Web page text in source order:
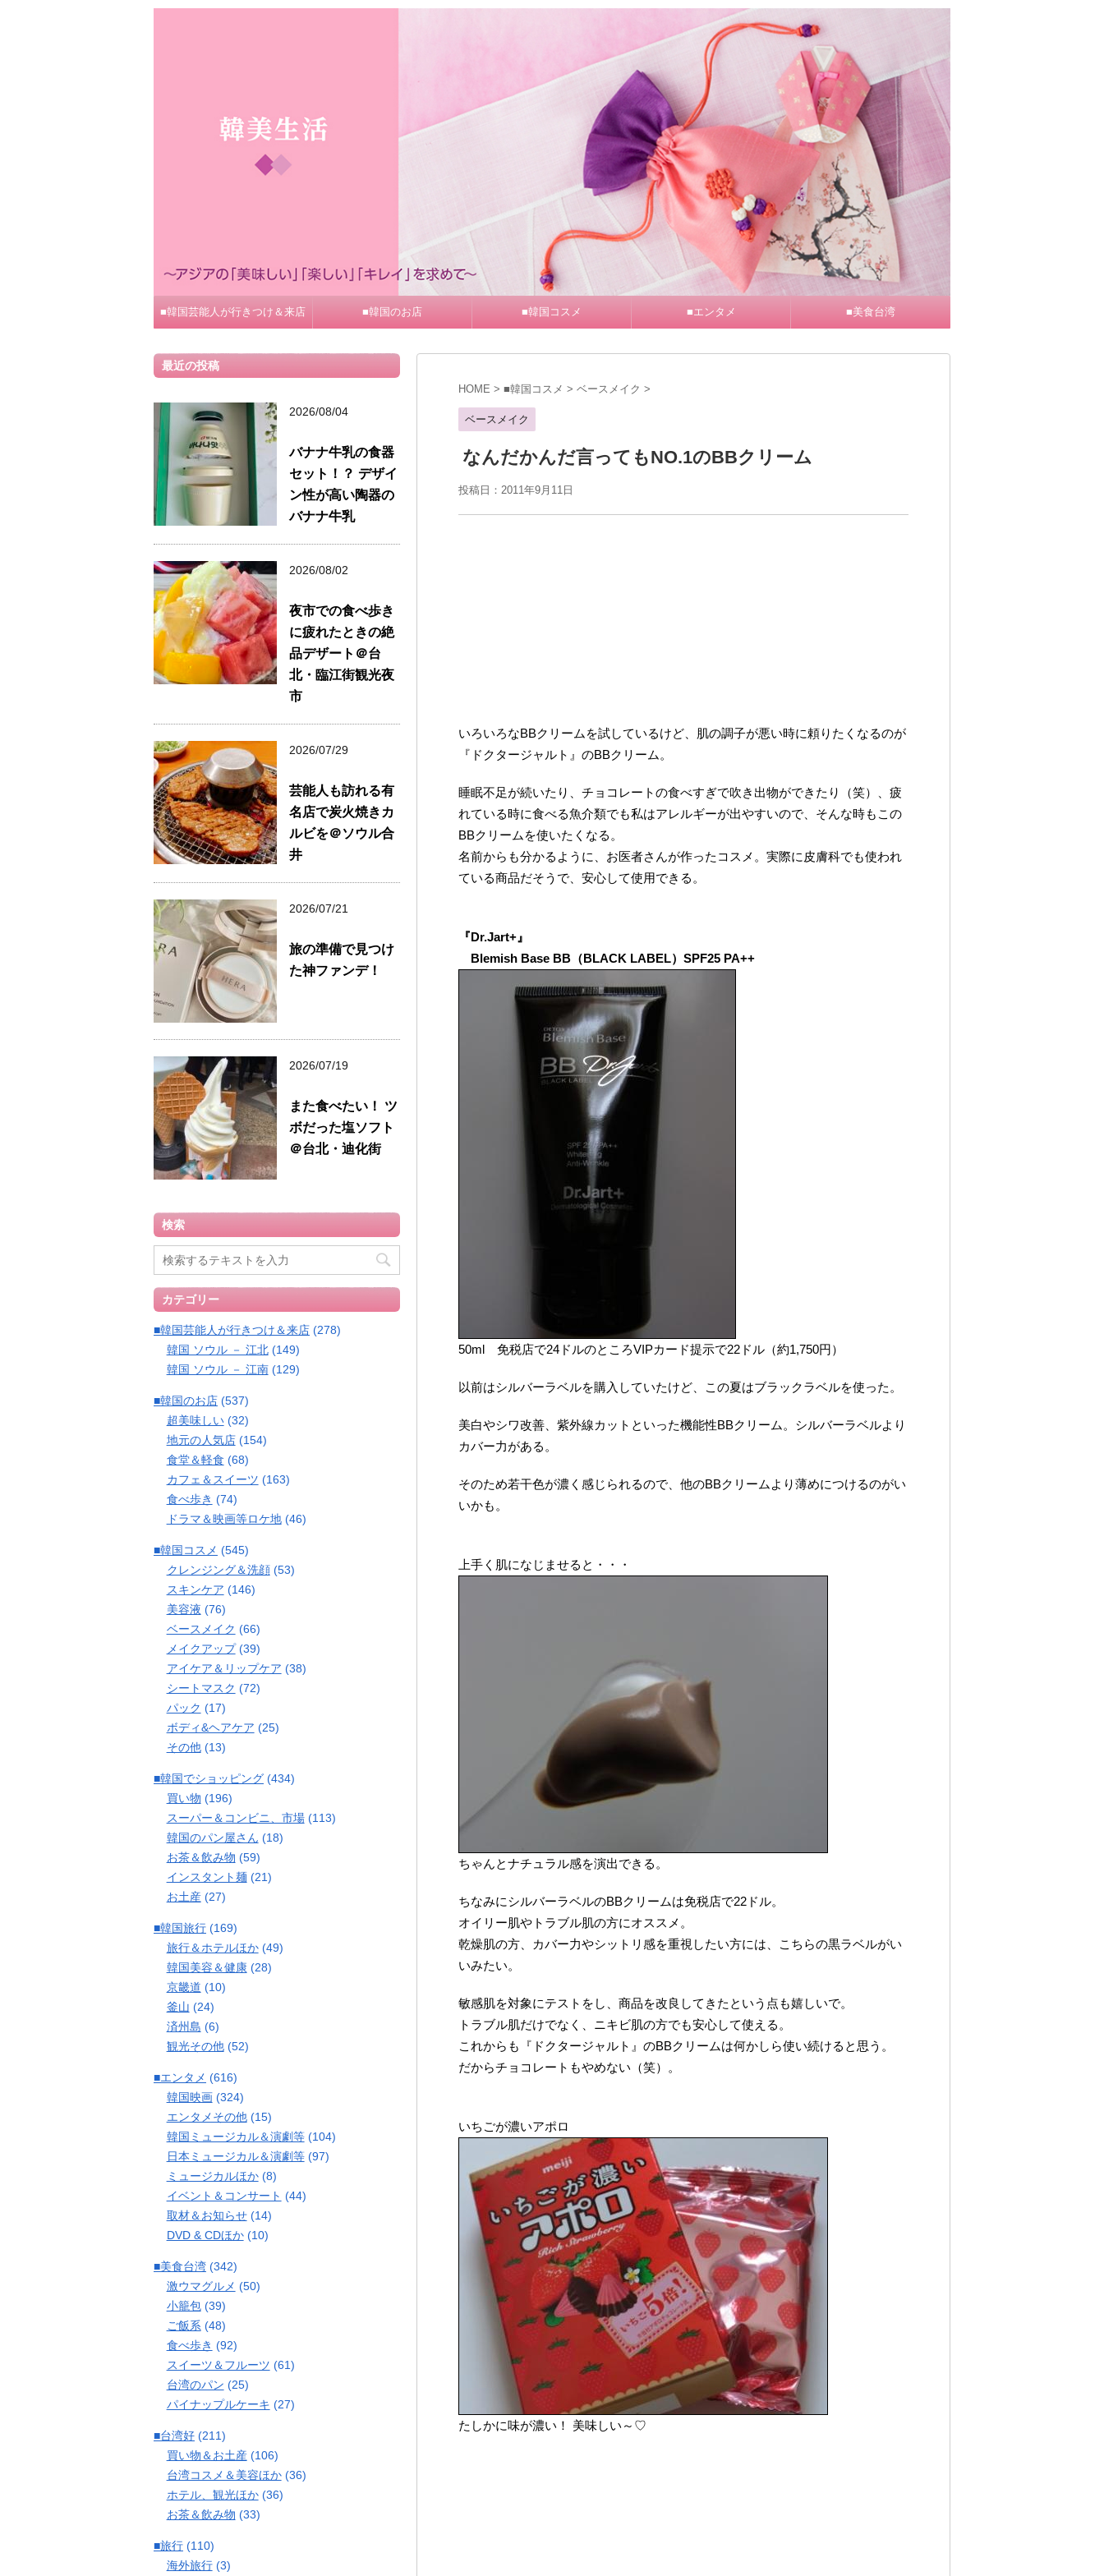
■韓国芸能人が行きつけ＆来店 ■韓国のお店 ■韓国コスメ ■エンタメ ■美食台湾
HOME > ■韓国コスメ > ベースメイク >
ベースメイク
なんだかんだ言ってもNO.1のBBクリーム
投稿日：2011年9月11日
いろいろなBBクリームを試しているけど、肌の調子が悪い時に頼りたくなるのが
『ドクタージャルト』のBBクリーム。
睡眠不足が続いたり、チョコレートの食べすぎで吹き出物ができたり（笑）、疲
れている時に食べる魚介類でも私はアレルギーが出やすいので、そんな時もこの
BBクリームを使いたくなる。
名前からも分かるように、お医者さんが作ったコスメ。実際に皮膚科でも使われ
ている商品だそうで、安心して使用できる。
『Dr.Jart+』
Blemish Base BB（BLACK LABEL）SPF25 PA++
50ml 免税店で24ドルのところVIPカード提示で22ドル（約1,750円）
以前はシルバーラベルを購入していたけど、この夏はブラックラベルを使った。
美白やシワ改善、紫外線カットといった機能性BBクリーム。シルバーラベルより
カバー力がある。
そのため若干色が濃く感じられるので、他のBBクリームより薄めにつけるのがい
いかも。
上手く肌になじませると・・・
ちゃんとナチュラル感を演出できる。
ちなみにシルバーラベルのBBクリームは免税店で22ドル。
オイリー肌やトラブル肌の方にオススメ。
乾燥肌の方、カバー力やシットリ感を重視したい方には、こちらの黒ラベルがい
いみたい。
敏感肌を対象にテストをし、商品を改良してきたという点も嬉しいで。
トラブル肌だけでなく、ニキビ肌の方でも安心して使える。
これからも『ドクタージャルト』のBBクリームは何かしら使い続けると思う。
だからチョコレートもやめない（笑）。
いちごが濃いアポロ
たしかに味が濃い！ 美味しい～♡
最近の投稿
2026/08/04
バナナ牛乳の食器
セット！？ デザイ
ン性が高い陶器の
バナナ牛乳
2026/08/02
夜市での食べ歩き
に疲れたときの絶
品デザート＠台
北・臨江街観光夜
市
2026/07/29
芸能人も訪れる有
名店で炭火焼きカ
ルビを＠ソウル合
井
2026/07/21
旅の準備で見つけ
た神ファンデ！
2026/07/19
また食べたい！ ツ
ボだった塩ソフト
＠台北・迪化街
検索
カテゴリー
■韓国芸能人が行きつけ＆来店 (278)
韓国 ソウル － 江北(149)
韓国 ソウル － 江南(129)
■韓国のお店 (537)
超美味しい(32)
地元の人気店(154)
食堂＆軽食 (68)
カフェ＆スイーツ (163)
食べ歩き (74)
ドラマ＆映画等ロケ地(46)
■韓国コスメ (545)
クレンジング＆洗顔(53)
スキンケア (146)
美容液 (76)
ベースメイク (66)
メイクアップ(39)
アイケア＆リップケア (38)
シートマスク (72)
パック (17)
ボディ&ヘアケア (25)
その他(13)
■韓国でショッピング (434)
買い物 (196)
スーパー＆コンビニ、市場(113)
韓国のパン屋さん (18)
お茶＆飲み物 (59)
インスタント麺(21)
お土産(27)
■韓国旅行 (169)
旅行＆ホテルほか(49)
韓国美容＆健康(28)
京畿道 (10)
釜山 (24)
済州島 (6)
観光その他(52)
■エンタメ (616)
韓国映画(324)
エンタメその他(15)
韓国ミュージカル＆演劇等(104)
日本ミュージカル＆演劇等(97)
ミュージカルほか(8)
イベント＆コンサート (44)
取材＆お知らせ(14)
DVD & CDほか(10)
■美食台湾 (342)
激ウマグルメ (50)
小籠包(39)
ご飯系 (48)
食べ歩き (92)
スイーツ＆フルーツ (61)
台湾のパン (25)
パイナップルケーキ (27)
■台湾好 (211)
買い物＆お土産(106)
台湾コスメ＆美容ほか(36)
ホテル、観光ほか(36)
お茶＆飲み物 (33)
■旅行 (110)
海外旅行(3)